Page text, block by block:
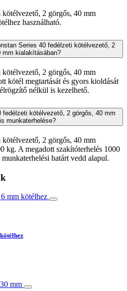
2 görgős, 40 mm
használható.
Series 40 fedélzeti kötélvezető, 2
mm kialakításában?
2 görgős, 40 mm
kötél megtartását és gyors kioldását
nélkül is kezelhető.
fedélzeti kötélvezető, 2 görgős, 40 mm
munkaterhelése?
2 görgős, 40 mm
kg. A megadott szakítóterhelés 1000
határt vedd alapul.